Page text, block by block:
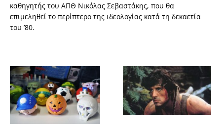
καθηγητής του ΑΠΘ Νικόλας Σεβαστάκης, που θα
επιμεληθεί το περίπτερο της ιδεολογίας κατά τη δεκαετία
του ’80.